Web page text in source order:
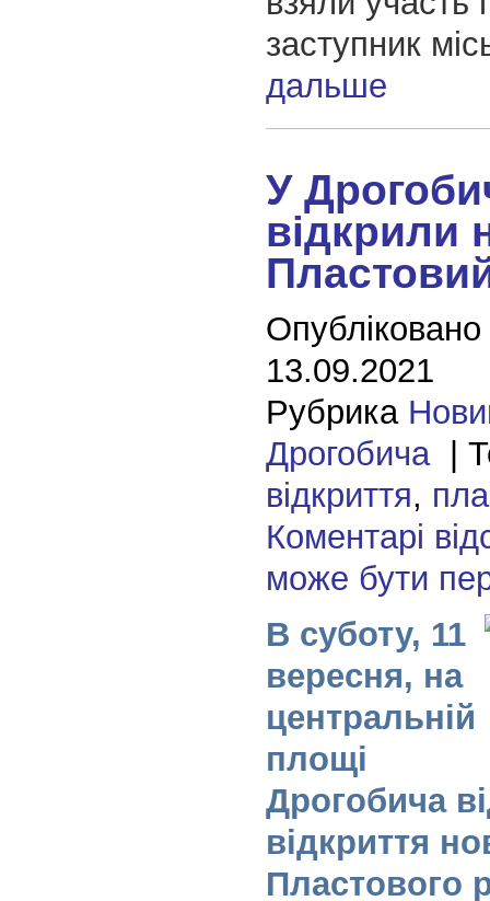
заступник
дальше
У
відкрили
13.09.2021
Рубрика
Дрогобича|
відкриття,
Коментарі
може бути
В суботу, 11
вересня, на
центральній
площі
Дрогобича
відкриття
Пластового